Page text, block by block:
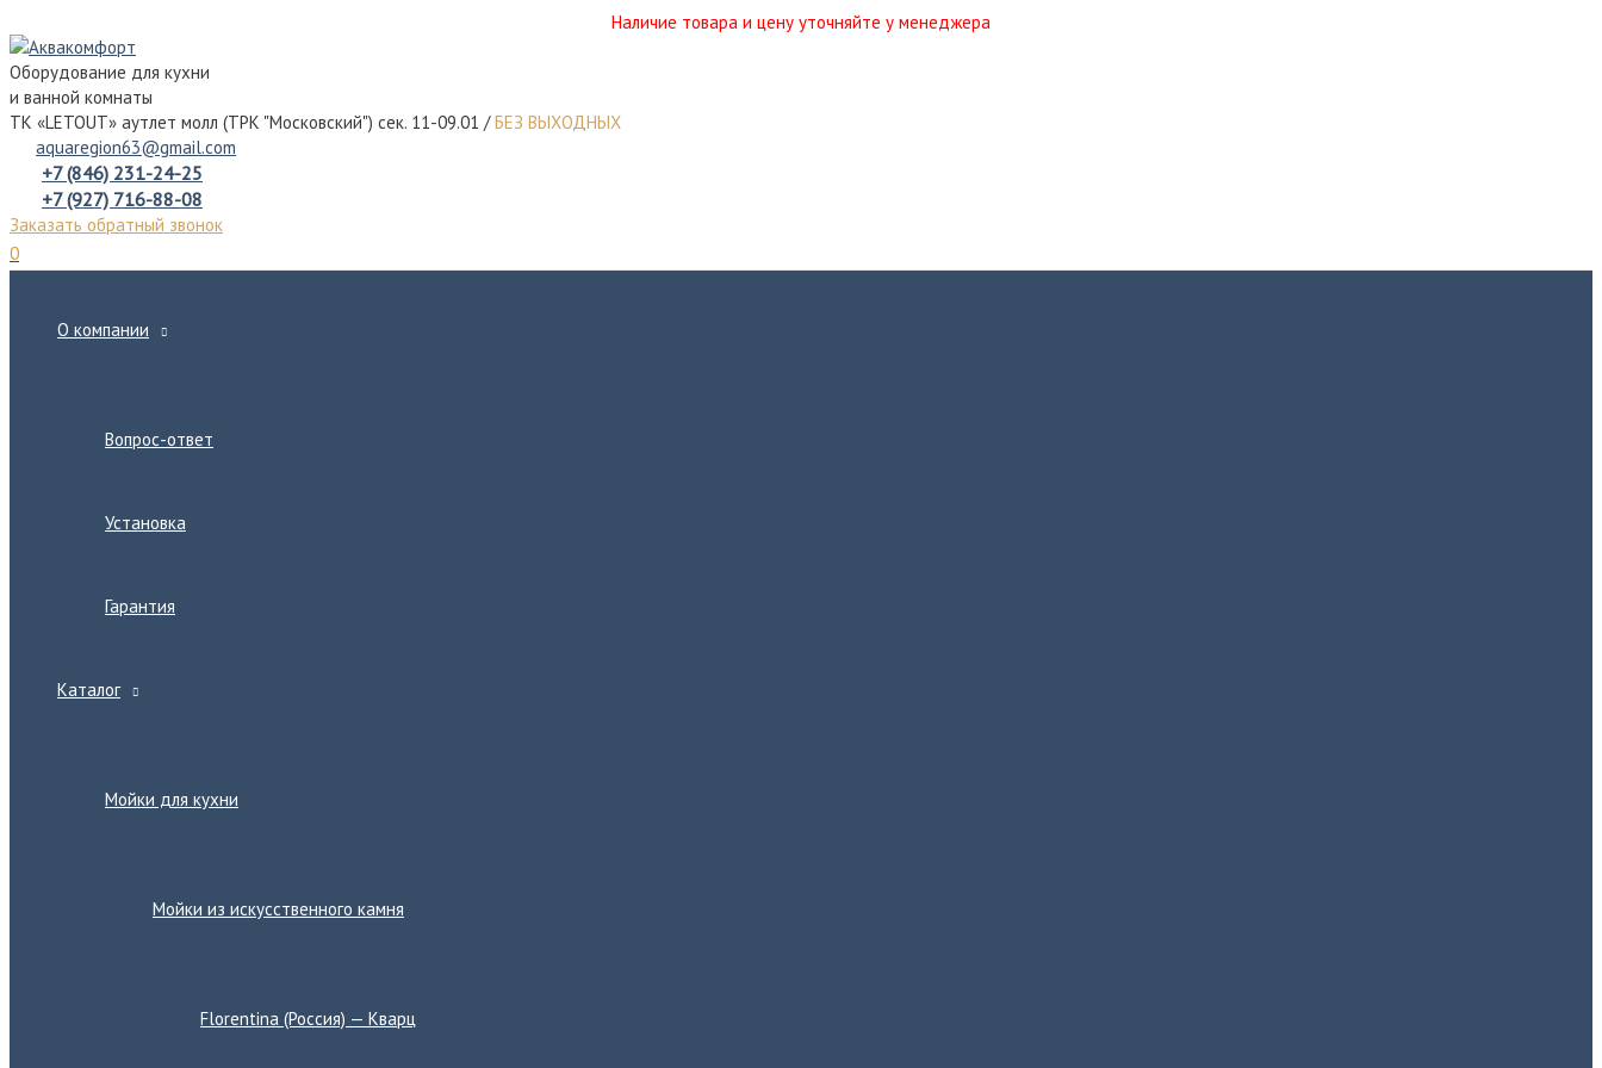
Наличие товара и цену уточняйте у менеджера
Перейти
к
содержимому
Оборудование для кухни
и ванной комнаты
ТК «LETOUT» аутлет молл (ТРК "Московский") сек. 11-09.01 /БЕЗ ВЫХОДНЫХ
aquaregion63@gmail.com
+7 (846) 231-24-25
+7 (927) 716-88-08
Заказать обратный звонок
0
О компании
Вопрос-ответ
Установка
Гарантия
Каталог
Мойки для кухни
Мойки из искусственного камня
Florentina (Россия) — Кварц